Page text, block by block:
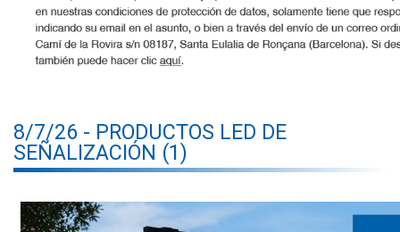
8/7/26 - PRODUCTOS LED DE
SEÑALIZACIÓN (1)